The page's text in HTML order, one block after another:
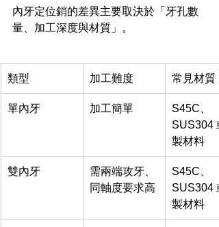
內牙定位銷的差異主要取決於「牙孔數
量、加工深度與材質」。
類型 加工難度 常見材質
單內牙 加工簡單
S45C、
SUS304
製材料
雙內牙
需兩端攻牙、
同軸度要求高
S45C、
SUS304
製材料